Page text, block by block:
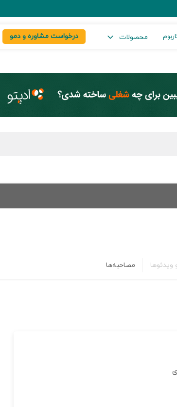
محصولات درخواست مشاوره و دمو
ویدئوها مصاحبه‌ها